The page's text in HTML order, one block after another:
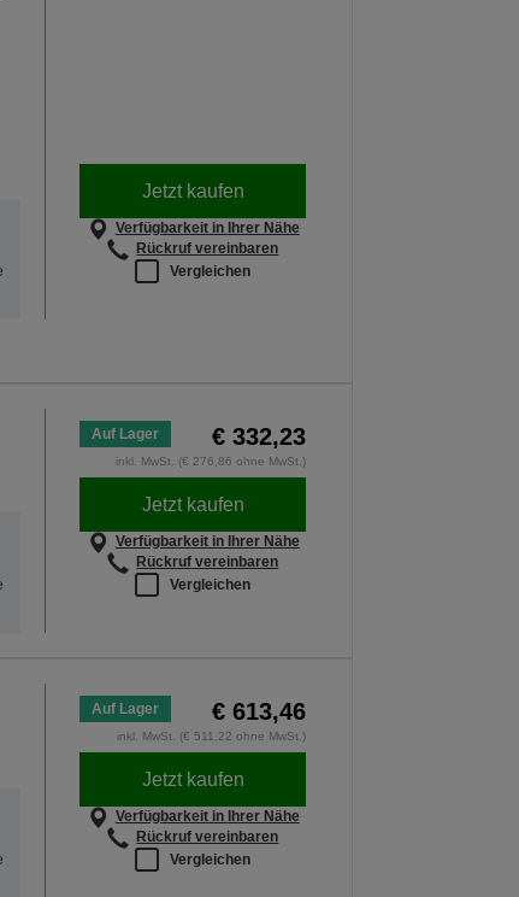
Jetzt kaufen
Verfügbarkeit in Ihrer Nähe
Rückruf vereinbaren
Vergleichen
Auf Lager € 332,23
inkl. MwSt. (€ 276,86 ohne MwSt.)
Jetzt kaufen
Verfügbarkeit in Ihrer Nähe
Rückruf vereinbaren
Vergleichen
Auf Lager € 613,46
inkl. MwSt. (€ 511,22 ohne MwSt.)
Jetzt kaufen
Verfügbarkeit in Ihrer Nähe
Rückruf vereinbaren
Vergleichen